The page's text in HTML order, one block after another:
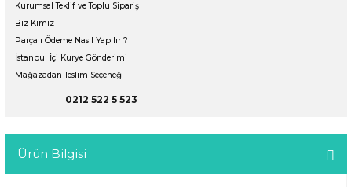
Kurumsal Teklif ve Toplu Sipariş
Biz Kimiz
Parçalı Ödeme Nasıl Yapılır ?
İstanbul İçi Kurye Gönderimi
Mağazadan Teslim Seçeneği
0212 522 5 523
Ürün Bilgisi